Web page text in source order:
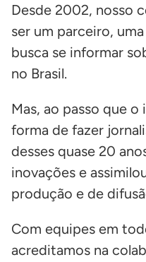
Desde 2002, nosso
ser um parceiro,
busca se informar
no Brasil.
Mas, ao passo que
forma de fazer
desses quase 20
inovações e
produção e de
Com equipes em
acreditamos na